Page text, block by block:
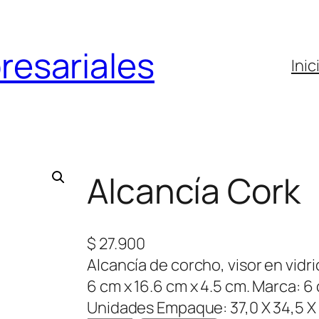
Alcancía Cork
$ 27.900
Alcancía de corcho, visor en
6 cm x 16.6 cm x 4.5 cm. Marca:
Unidades Empaque: 37,0 X 34,5